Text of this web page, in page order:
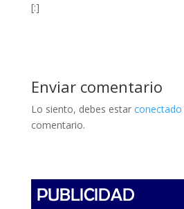
[:]
Enviar comentario
Lo siento, debes estar conectado
comentario.